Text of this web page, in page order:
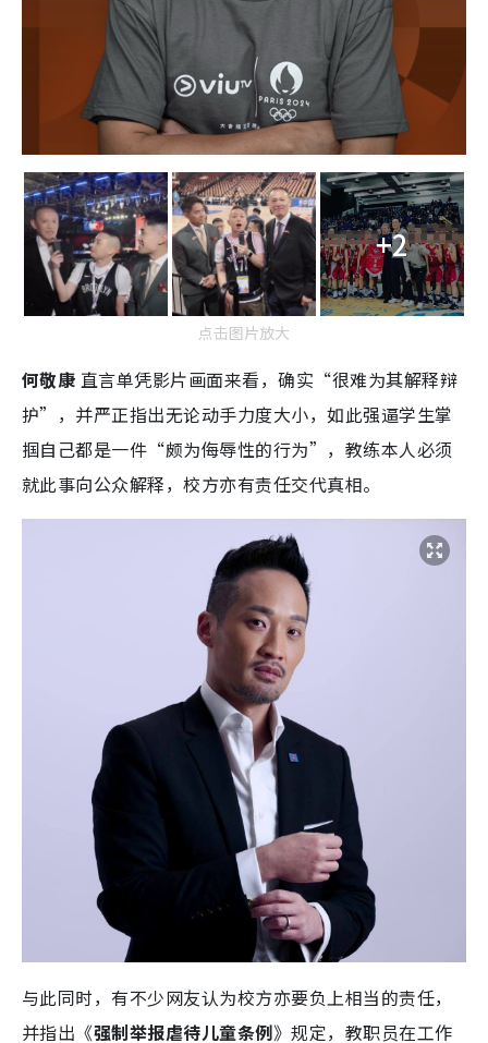
+2
点击图片放大
何敬康 直言单凭影片画面来看，确实“很难为其解释辩
护”，并严正指出无论动手力度大小，如此强逼学生掌
掴自己都是一件“颇为侮辱性的行为”，教练本人必须
就此事向公众解释，校方亦有责任交代真相。
与此同时，有不少网友认为校方亦要负上相当的责任，
并指出《强制举报虐待儿童条例》规定，教职员在工作